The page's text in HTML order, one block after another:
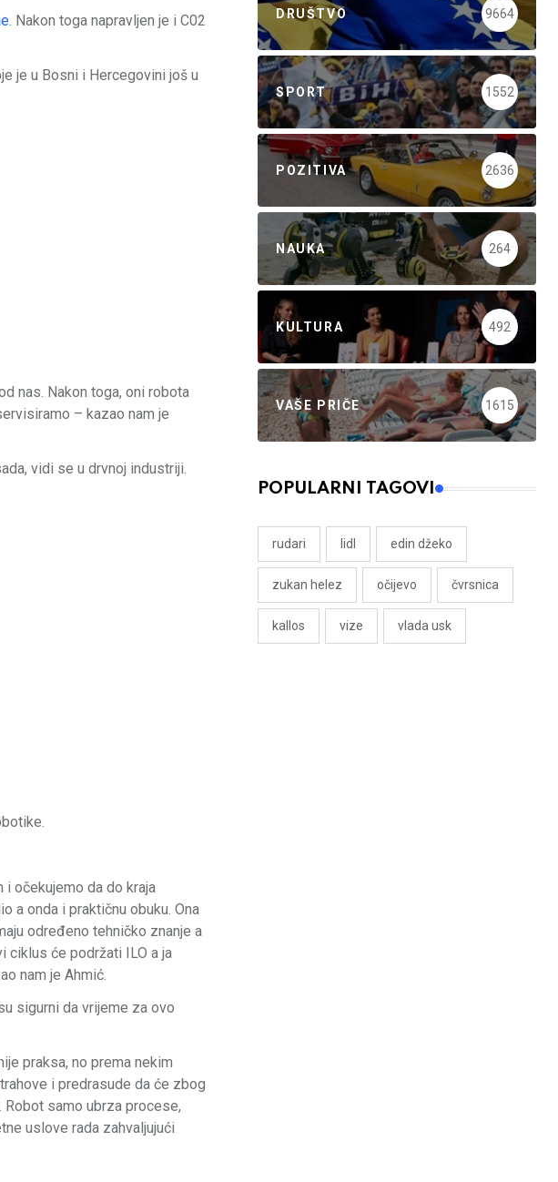
. Nakon toga napravljen je i C02
je u Bosni i Hercegovini još u
nas. Nakon toga, oni robota
– kazao nam je
vidi se u drvnoj industriji.
očekujemo da do kraja
a onda i praktičnu obuku. Ona
određeno tehničko znanje a
ciklus će podržati ILO a ja
nam je Ahmić.
sigurni da vrijeme za ovo
praksa, no prema nekim
i predrasude da će zbog
samo ubrza procese,
uslove rada zahvaljujući
DRUŠTVO 9664
SPORT 1552
POZITIVA 2636
NAUKA 264
KULTURA 492
VAŠE PRIČE 1615
POPULARNI TAGOVI
rudari lidl edin džeko
zukan helez očijevo čvrsnica
kallos vize vlada usk